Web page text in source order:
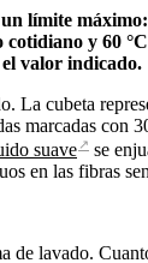
límite
cotidiano y 60
valor indicado.
La cubeta
marcadas con
suave ↗ se
en las fibras
de lavado.